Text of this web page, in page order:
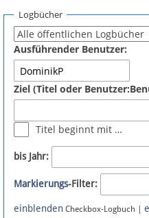
Fördermitglied werden
Fehler melden
Newsletter
Bluesky
Facebook
Logbücher
Ausführender Benutzer:
Ziel (Titel oder
Titel beginnt mit …
bis Jahr:
Markierungs-Filter:
einblenden Checkbox-Logbuch |